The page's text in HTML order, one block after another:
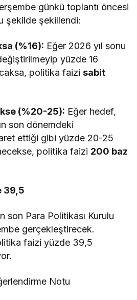
günkü toplantı öncesi
şekilde şekillendi:
(%16): Eğer 2026 yıl sonu
yüzde 16
politika faizisabit
(%20-25): Eğer hedef,
son dönemdeki
ettiği gibi yüzde 20-25
politika faizi 200 baz
39,5
son Para Politikası Kurulu
gerçekleştirecek.
faizi yüzde 39,5
Notu